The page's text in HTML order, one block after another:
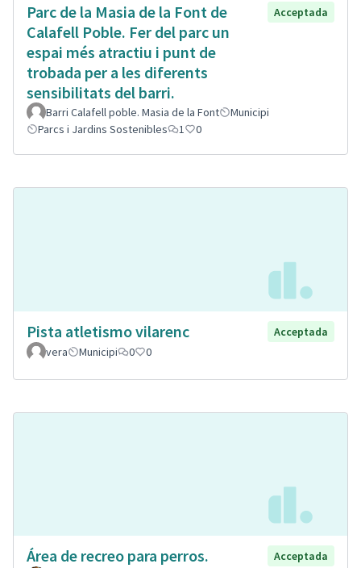
Parc de la Masia de la Font de
Calafell Poble. Fer del parc un
espai més atractiu i punt de
trobada per a les diferents
sensibilitats del barri.
Acceptada
Barri Calafell poble. Masia de la Font
Municipi
Parcs i Jardins Sostenibles
1 0
Pista atletismo vilarenc
Acceptada
vera
Municipi 0 0
Área de recreo para perros.
Acceptada